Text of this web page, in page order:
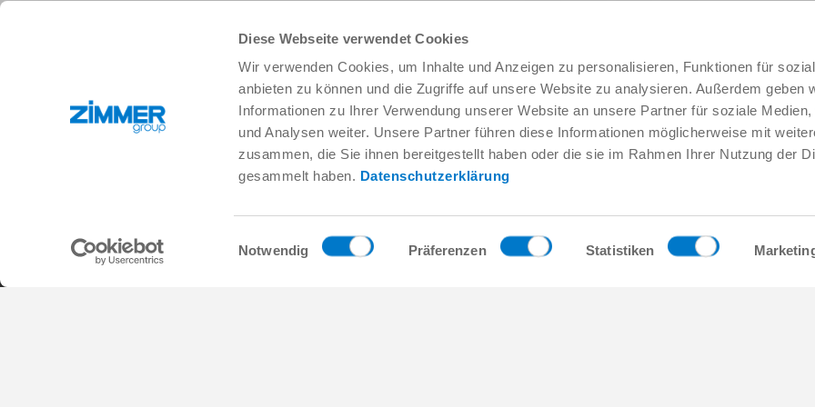
Diese Webseite verwendet Cookies
Wir verwenden Cookies, um Inhalte und Anzeigen zu personalisieren, Funktionen für
anbieten zu können und die Zugriffe auf unsere Website zu analysieren. Außerdem geben
Informationen zu Ihrer Verwendung unserer Website an unsere Partner für soziale Medien,
und Analysen weiter. Unsere Partner führen diese Informationen möglicherweise mit
zusammen, die Sie ihnen bereitgestellt haben oder die sie im Rahmen Ihrer Nutzung der
gesammelt haben. Datenschutzerklärung
Einwilligungsauswahl
Notwendig Präferenzen Statistiken
info.fr@zimmer-group.com
Produits
Nouveautés
Composants
Technique des procédés
SOFT CLOSE
Services numériques
Service & contact
Interlocuteurs
Contact du service
Pré-vente
Service
Fourniture / téléchargement de
Qui sommes-nous
THE KNOW-HOW
Salons et
Gestion de la qualité,
l'environnement